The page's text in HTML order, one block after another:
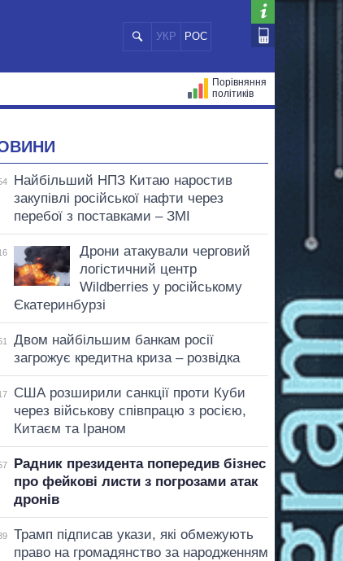
УКР РОС
Порівняння
політиків
Найбільший НПЗ Китаю наростив
закупівлі російської нафти через
перебої з поставками – ЗМІ
Дрони атакували черговий
логістичний центр
Wildberries у російському
Єкатеринбурзі
Двом найбільшим банкам росії
загрожує кредитна криза – розвідка
США розширили санкції проти Куби
через військову співпрацю з росією,
Китаєм та Іраном
Радник президента попередив бізнес
про фейкові листи з погрозами атак
дронів
Трамп підписав укази, які обмежують
право на громадянство за народженням